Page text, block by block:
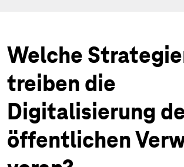
Welche
treiben die
Digitalisierung
öffentlichen